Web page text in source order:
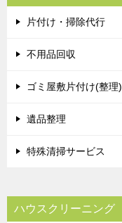
片付け・掃除代行
不用品回収
ゴミ屋敷片付け(整理)
遺品整理
特殊清掃サービス
ハウスクリーニング